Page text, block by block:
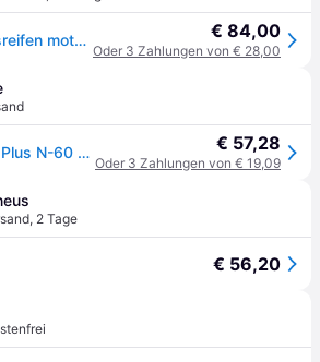
Nankang Ganzjahresreifen motorcycle-tyres NK All Season Plus N-607+ ( 175/55 R15 77H ) € 84,00
Oder 3 Zahlungen von € 28,00
Nankang All Season Plus N-60 175/55 R15 77H Reifen € 57,28
Oder 3 Zahlungen von € 19,09
, 2 Tage
€ 56,20